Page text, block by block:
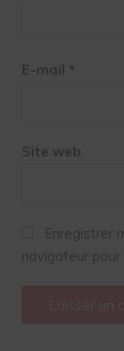
E-mail *
Site web
Enregistrer
navigateur pour